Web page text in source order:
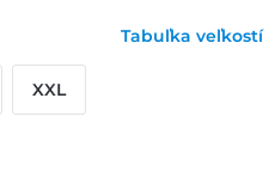
Tabuľka veľkostí
XXL